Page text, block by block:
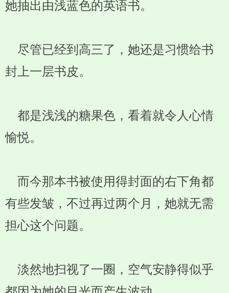
她抽出由浅蓝色的英语书。
尽管已经到高三了，她还是习惯给书
封上一层书皮。
都是浅浅的糖果色，看着就令人心情
愉悦。
而今那本书被使用得封面的右下角都
有些发皱，不过再过两个月，她就无需
担心这个问题。
淡然地扫视了一圈，空气安静得似乎